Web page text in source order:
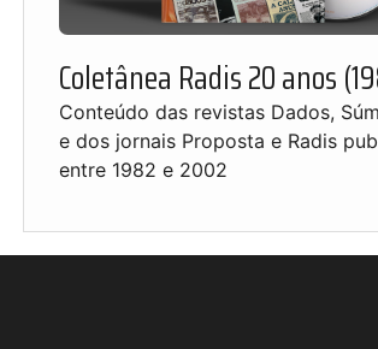
Coletânea Radis 20 anos
Conteúdo das revistas Dados,
e dos jornais Proposta e Radis
entre 1982 e 2002